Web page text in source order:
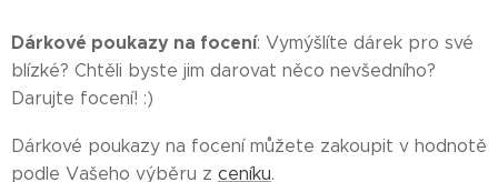
Dárkové poukazy na focení: Vymýšlíte dárek pro své
blízké? Chtěli byste jim darovat něco nevšedního?
Darujte focení! :)
Dárkové poukazy na focení můžete zakoupit v hodnotě
podle Vašeho výběru z ceníku.